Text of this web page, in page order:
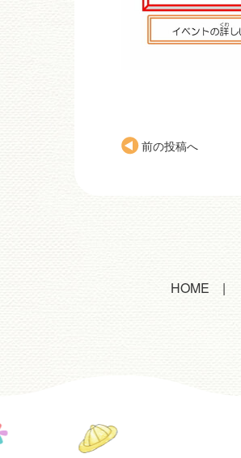
前の投稿へ
HOME